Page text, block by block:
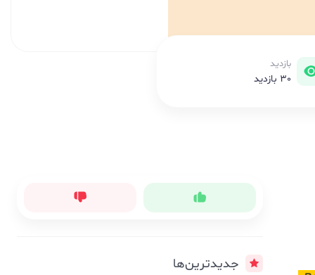
بازدید
30 بازدید
جدیدترین‌ها